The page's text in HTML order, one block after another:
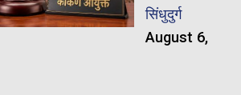
सिंधुदुर्ग
August 6,